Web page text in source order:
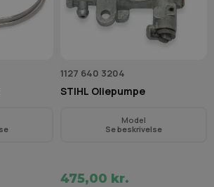
1127 640 3204
STIHL Oliepumpe
Model
Se beskrivelse
475,00 kr.